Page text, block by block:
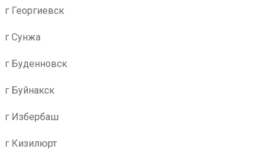
г Георгиевск
г Сунжа
г Буденновск
г Буйнакск
г Избербаш
г Кизилюрт